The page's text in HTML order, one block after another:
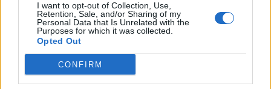
I want to opt-out of Collection, Use,
Retention, Sale, and/or Sharing of my
Personal Data that Is Unrelated with the
Purposes for which it was collected.
Opted Out
CONFIRM
ΚΟΣΜΟΣ
Τραμπ: «Είμαι εξαιρετικά
ικανοποιημένος με την δουλειά που
κάνει ο Πιτ Χέγκσεθ»